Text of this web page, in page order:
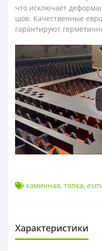
что исключает
шов. Качественные
гарантируют
каминная, топка,
Характеристики